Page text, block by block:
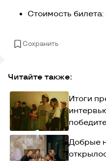
Стоимость
Сохранить
Читайте также:
Итоги
Добрые